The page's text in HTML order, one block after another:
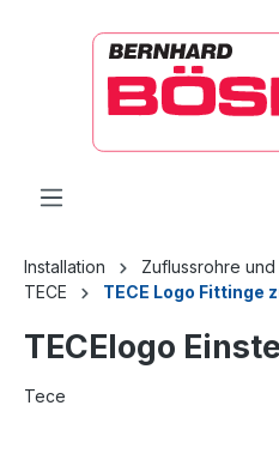
Installation
Zuflussrohre
TECE
TECE Logo Fittinge
TECElogo
Tece